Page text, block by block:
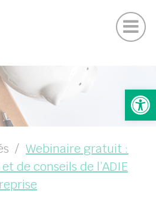
)
)
nous
Youtube
sur Linkedin
Webinaire gratuit :
de conseils de l’ADIE
cookies